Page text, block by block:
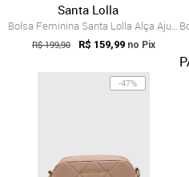
Santa Lolla
Bolsa Feminina Santa Lolla Alça Ajustável Marrom
R$ 199,90 R$ 159,99 no Pix
-47%